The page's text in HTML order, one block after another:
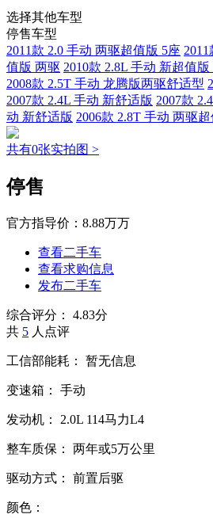
选择其他车型
停售车型
2011款 2.0 手动 两驱超值版 5座
值版 两驱 2010款 2.8L 手动 新超值
2008款 2.5T 手动 龙腾版两驱舒适型
2007款 2.4L 手动 新舒适版 2007款
动 新舒适版 2006款 2.8T 手动 两驱超
共有0张实拍图 >
停售
官方指导价： 8.88万万
查看二手车
查看求购信息
发布二手车
综合评分：
4.83分
共 5 人点评
工信部能耗： 暂无信息
变速箱： 手动
发动机： 2.0L 114马力L4
整车质保： 两年或5万公里
驱动方式： 前置后驱
颜色：